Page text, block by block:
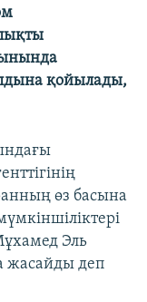
қойылады,
өз басына
Эль
жасайды деп